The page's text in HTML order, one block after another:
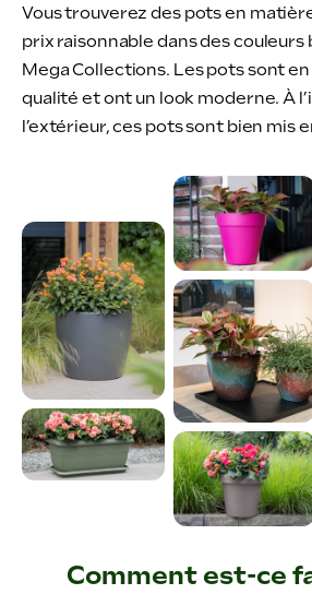
Vous trouverez des pots en
prix raisonnable dans des couleurs
Mega Collections. Les pots sont
qualité et ont un look moderne. À
l’extérieur, ces pots sont bien mis
Comment est-ce